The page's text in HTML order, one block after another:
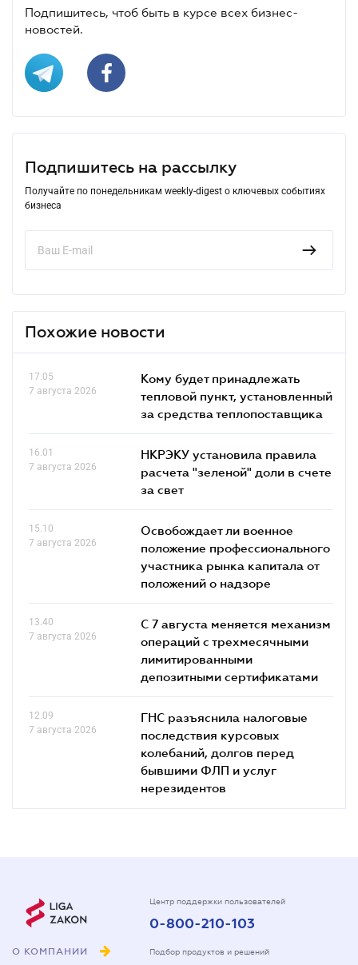
Подпишитесь, чтоб быть в курсе всех бизнес-
новостей.
Подпишитесь на рассылку
Получайте по понедельникам weekly-digest о ключевых событиях
бизнеса
Похожие новости
17.05
7 августа 2026
Кому будет принадлежать
тепловой пункт, установленный
за средства теплопоставщика
16.01
7 августа 2026
НКРЭКУ установила правила
расчета "зеленой" доли в счете
за свет
15.10
7 августа 2026
Освобождает ли военное
положение профессионального
участника рынка капитала от
положений о надзоре
13.40
7 августа 2026
С 7 августа меняется механизм
операций с трехмесячными
лимитированными
депозитными сертификатами
12.09
7 августа 2026
ГНС разъяснила налоговые
последствия курсовых
колебаний, долгов перед
бывшими ФЛП и услуг
нерезидентов
О КОМПАНИИ
Центр поддержки пользователей
0-800-210-103
Подбор продуктов и решений